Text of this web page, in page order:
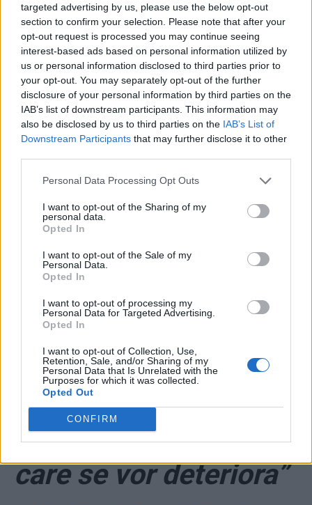
targeted advertising by us, please use the below opt-out
section to confirm your selection. Please note that after your
opt-out request is processed you may continue seeing
interest-based ads based on personal information utilized by
us or personal information disclosed to third parties prior to
your opt-out. You may separately opt-out of the further
disclosure of your personal information by third parties on the
IAB’s list of downstream participants. This information may
also be disclosed by us to third parties on the IAB’s List of
Downstream Participants that may further disclose it to other
Personal Data Processing Opt Outs
I want to opt-out of the Sharing of my
personal data.
Opted In
I want to opt-out of the Sale of my
Personal Data.
Opted In
I want to opt-out of processing my
Personal Data for Targeted Advertising.
Opted In
I want to opt-out of Collection, Use,
Retention, Sale, and/or Sharing of my
Personal Data that Is Unrelated with the
Purposes for which it was collected.
Opted Out
CONFIRM
*Fostul șofer al lui
Pandele, făcut
director de Firea, și-a
angajat fiica, ginerele,
soția și nepoata în
Primăria Capitalei!
Medic român din
Londra despre Covid-
19: „E un fel de loterie
macabră. Nu poți
prezice, nu poți spune
nici dintre cei
internați care sunt cei
care se vor deteriora”